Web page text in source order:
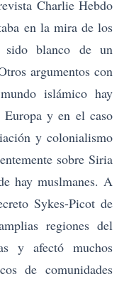
Charlie Hebdo
en la mira de los
sido blanco de un
argumentos con
islámico hay
y en el caso
y colonialismo
sobre Siria
hay muslmanes. A
Sykes-Picot de
regiones del
y afectó muchos
de comunidades